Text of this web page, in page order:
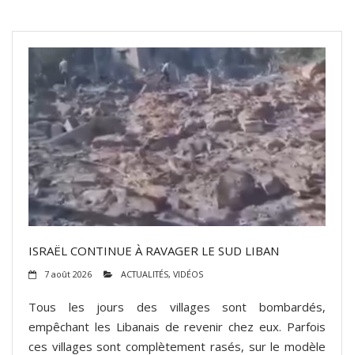
ISRAËL CONTINUE À RAVAGER LE SUD LIBAN
7 août 2026 ACTUALITÉS, VIDÉOS
Tous les jours des villages sont bombardés,
empêchant les Libanais de revenir chez eux. Parfois
ces villages sont complètement rasés, sur le modèle